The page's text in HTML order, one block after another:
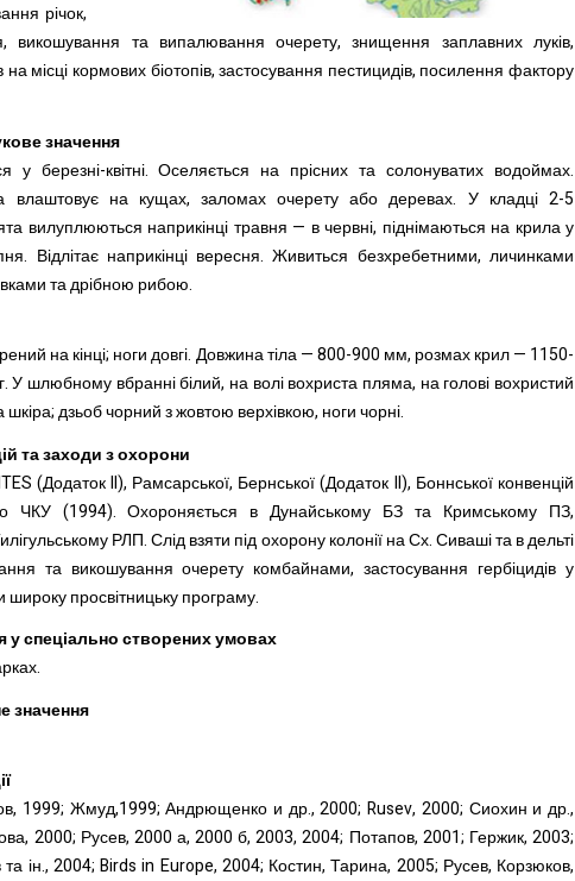
річок,
викошування та випалювання очерету, знищення заплавних луків,
місці кормових біотопів, застосування пестицидів, посилення фактору
значення
у березні-квітні. Оселяється на прісних та солонуватих водоймах.
влаштовує на кущах, заломах очерету або деревах. У кладці 2-5
вилуплюються наприкінці травня — в червні, піднімаються на крила у
Відлітає наприкінці вересня. Живиться безхребетними, личинками
та дрібною рибою.
на кінці; ноги довгі. Довжина тіла — 800-900 мм, розмах крил — 1150-
У шлюбному вбранні білий, на волі вохриста пляма, на голові вохристий
шкіра; дзьоб чорний з жовтою верхівкою, ноги чорні.
та заходи з охорони
(Додаток II), Рамсарської, Бернської (Додаток II), Боннської конвенцій
ЧКУ (1994). Охороняється в Дунайському БЗ та Кримському ПЗ,
РЛП. Слід взяти під охорону колонії на Сх. Сиваші та в дельті
та викошування очерету комбайнами, застосування гербіцидів у
широку просвітницьку програму.
у спеціально створених умовах
значення
1999; Жмуд,1999; Андрющенко и др., 2000; Rusev, 2000; Сиохин и др.,
2000; Русев, 2000 а, 2000 б, 2003, 2004; Потапов, 2001; Гержик, 2003;
ін., 2004; Birds in Europe, 2004; Костин, Тарина, 2005; Русев, Корзюков,